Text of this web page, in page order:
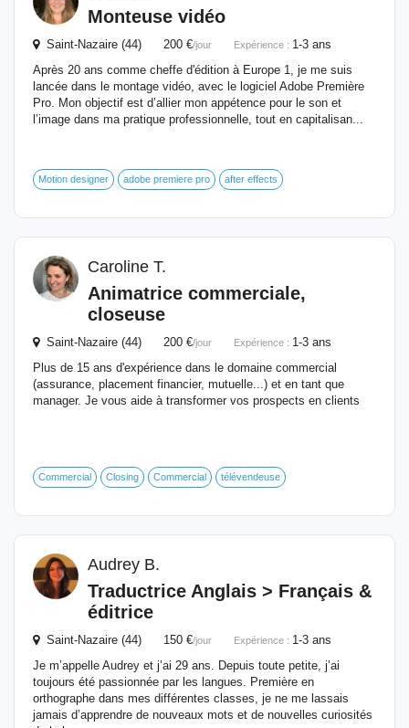
Monteuse vidéo
Saint-Nazaire (44) 200 €/jour Expérience : 1-3 ans
Après 20 ans comme cheffe d'édition à Europe 1, je me suis
lancée dans le montage vidéo, avec le logiciel Adobe Première
Pro. Mon objectif est d’allier mon appétence pour le son et
l’image dans ma pratique professionnelle, tout en capitalisan...
Motion designer adobe premiere pro after effects
Caroline T.
Animatrice commerciale,
closeuse
Saint-Nazaire (44) 200 €/jour Expérience : 1-3 ans
Plus de 15 ans d'expérience dans le domaine commercial
(assurance, placement financier, mutuelle...) et en tant que
manager. Je vous aide à transformer vos prospects en clients
Commercial Closing Commercial télévendeuse
Audrey B.
Traductrice Anglais > Français &
éditrice
Saint-Nazaire (44) 150 €/jour Expérience : 1-3 ans
Je m’appelle Audrey et j’ai 29 ans. Depuis toute petite, j’ai
toujours été passionnée par les langues. Première en
orthographe dans mes différentes classes, je ne me lassais
jamais d’apprendre de nouveaux mots et de nouvelles curiosités